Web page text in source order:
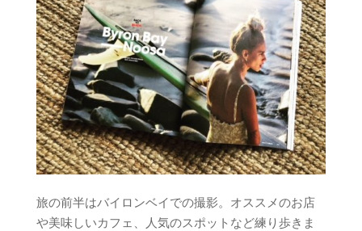
旅の前半はバイロンベイでの撮影。オススメのお店
や美味しいカフェ、人気のスポットなど練り歩きま